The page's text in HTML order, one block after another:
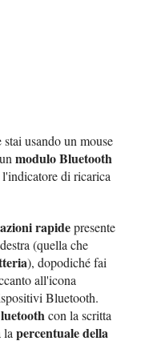
usando un mouse
modulo Bluetooth
di ricarica
rapidepresente
(quella che
), dopodiché fai
all'icona
Bluetooth.
con la scritta
lapercentuale della